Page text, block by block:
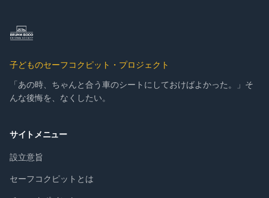
子どものセーフコクピット・プロジェクト
「あの時、ちゃんと合う車のシートにしておけばよかった。」そ
んな後悔を、なくしたい。
サイトメニュー
設立意旨
セーフコクピットとは